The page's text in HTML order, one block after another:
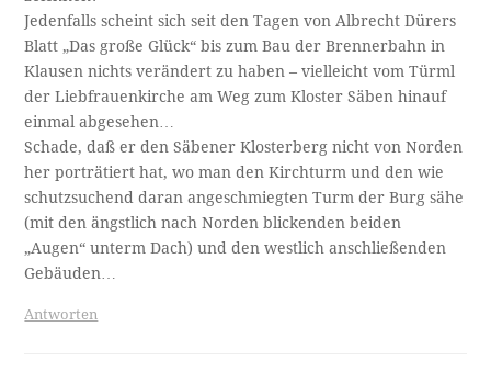
Jedenfalls scheint sich seit den Tagen von Albrecht Dürers
Blatt „Das große Glück“ bis zum Bau der Brennerbahn in
Klausen nichts verändert zu haben – vielleicht vom Türml
der Liebfrauenkirche am Weg zum Kloster Säben hinauf
einmal abgesehen…
Schade, daß er den Säbener Klosterberg nicht von Norden
her porträtiert hat, wo man den Kirchturm und den wie
schutzsuchend daran angeschmiegten Turm der Burg sähe
(mit den ängstlich nach Norden blickenden beiden
„Augen“ unterm Dach) und den westlich anschließenden
Gebäuden…
Antworten